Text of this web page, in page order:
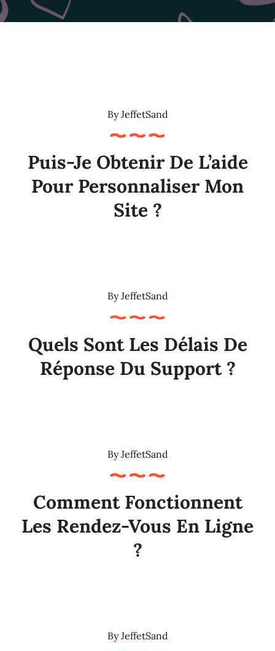
ByJeffetSand
Puis-Je Obtenir De L’aide
Pour Personnaliser Mon
Site ?
ByJeffetSand
Quels Sont Les Délais De
Réponse Du Support ?
ByJeffetSand
Comment Fonctionnent
Les Rendez-Vous En Ligne
?
ByJeffetSand